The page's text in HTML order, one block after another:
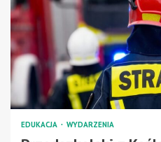
EDUKACJA WYDARZENIA